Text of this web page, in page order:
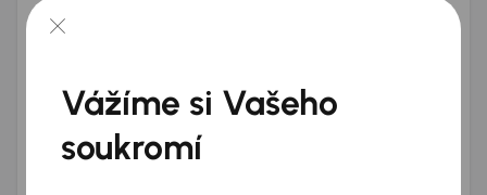
Přeji si dostávat informace o atraktivních slevových
nabídkách
Vážíme si Vašeho
soukromí